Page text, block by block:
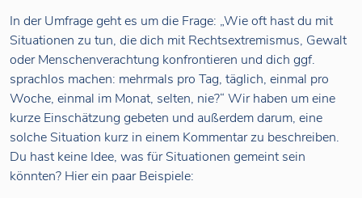
In der Umfrage geht es um die Frage: „Wie oft hast du mit
Situationen zu tun, die dich mit Rechtsextremismus, Gewalt
oder Menschenverachtung konfrontieren und dich ggf.
sprachlos machen: mehrmals pro Tag, täglich, einmal pro
Woche, einmal im Monat, selten, nie?“ Wir haben um eine
kurze Einschätzung gebeten und außerdem darum, eine
solche Situation kurz in einem Kommentar zu beschreiben.
Du hast keine Idee, was für Situationen gemeint sein
könnten? Hier ein paar Beispiele: